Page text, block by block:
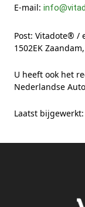
E-mail:
Post: Vitadote® /
1502EK
U heeft ook het
Nederlandse
Laatst